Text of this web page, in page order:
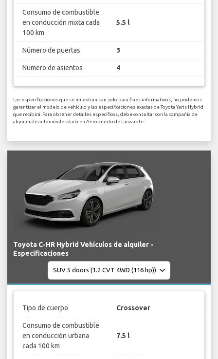
Consumo de combustible
en conducción mixta cada
100 km
5.5 l
Número de puertas 3
Numero de asientos 4
Las especificaciones que se muestran son solo para fines informativos, no podemos
garantizar el modelo de vehículo y las especificaciones exactas de Toyota Yaris Hybrid
que recibirá. Para obtener detalles específicos, debe consultar con la compañía de
alquiler de automóviles dada en Aeropuerto de Lanzarote.
Toyota C-HR Hybrid Vehículos de alquiler -
Especificaciones
Tipo de cuerpo Crossover
Consumo de combustible
en conducción urbana
cada 100 km
7.5 l